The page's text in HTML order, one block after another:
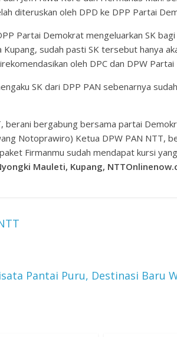
diteruskan oleh DPD ke DPP Partai
Partai Demokrat mengeluarkan SK bagi
sudah pasti SK tersebut hanya
oleh DPC dan DPW
SK dari DPP PAN sebenarnya
berani bergabung bersama partai
Notoprawiro) Ketua DPW PAN NTT,
Firmanmu sudah mendapat kursi
Mauleti, Kupang,
Pantai Puru, Destinasi Baru